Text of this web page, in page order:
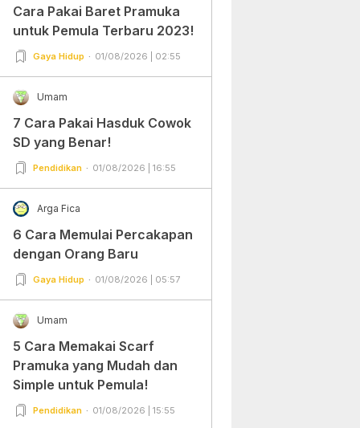
Cara Pakai Baret Pramuka
untuk Pemula Terbaru 2023!
Gaya Hidup 01/08/2026 | 02:55
Umam
7 Cara Pakai Hasduk Cowok
SD yang Benar!
Pendidikan 01/08/2026 | 16:55
Arga Fica
6 Cara Memulai Percakapan
dengan Orang Baru
Gaya Hidup 01/08/2026 | 05:57
Umam
5 Cara Memakai Scarf
Pramuka yang Mudah dan
Simple untuk Pemula!
Pendidikan 01/08/2026 | 15:55